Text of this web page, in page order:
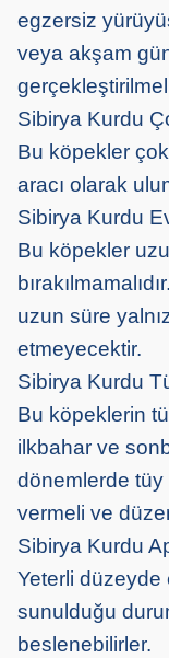
egzersiz
veya akşam
Sibirya Kurdu
Bu köpekler
aracı olarak
Sibirya Kurdu
Bu köpekler
uzun süre
etmeyecektir.
Sibirya Kurdu
Bu köpeklerin
ilkbahar ve
dönemlerde tüy
vermeli ve
Sibirya Kurdu
Yeterli düzeyde
sunulduğu
beslenebilirler.